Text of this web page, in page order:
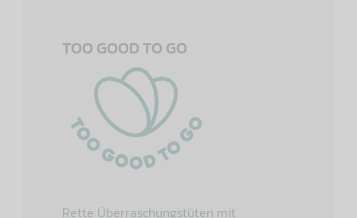
TOO GOOD TO GO
Rette Überraschungstüten mit